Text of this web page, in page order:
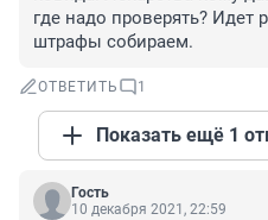
где надо проверять? Идет
штрафы собираем.
ОТВЕТИТЬ 1
Показать ещё 1
Гость
10 декабря 2021, 22:59